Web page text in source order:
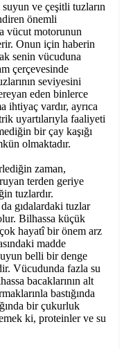
ve çeşitli tuzların
önemli
vücut motorunun
Onun için haberin
senin vücuduna
çerçevesinde
seviyesini
eden binlerce
vardır, ayrıca
uyartılarıyla faaliyeti
bir çay kaşığı
olmaktadır.
zaman,
terden geriye
tuzlardır.
gıdalardaki tuzlar
Bilhassa küçük
hayatî bir önem arz
madde
belli bir denge
Vücudunda fazla su
bacaklarının alt
bastığında
bir çukurluk
ki, proteinler ve su